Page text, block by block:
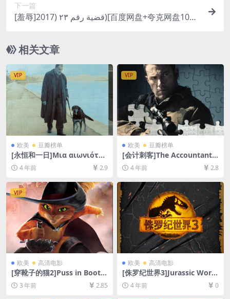
下一篇
[羞辱]قضية رقم ٢٣ (2017)[百度网盘+夸克网盘1080
B][中英字幕]
相关文章
VIP
欧美 豆瓣榜单
[永恒和一日]Μια αιωνιότητ
α και μια μερα (1998)[百度
网盘+夸克网盘+迅雷云盘资源
1080P超清未删减][MP4/8.5G
B][中文字幕]
4 年前 2.9
VIP
欧美 豆瓣榜单
[会计刺客]The Accountant
(2016)[百度网盘+迅雷云盘资
源1080P超清未删减][MP4/8.
2GB][中英字幕]
4 年前 2.8
VIP
欧美 高清电影
[穿靴子的猫2]Puss in Boots:
The Last Wish (2022)[百度
网盘+迅雷云盘资源1080P超
3 年前 2.85
欧美 高清电影
[侏罗纪世界3]Jurassic Worl
d: Dominion (2022)[百度网
盘+迅雷云盘资源1080P超清
4 年前 0